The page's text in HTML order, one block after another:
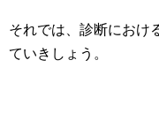
それでは、診断におけ
ていきしょう。